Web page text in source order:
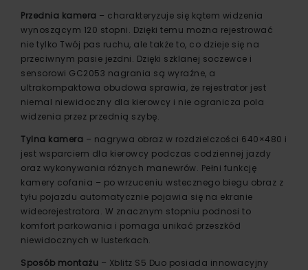
Przednia kamera – charakteryzuje się kątem widzenia
wynoszącym 120 stopni. Dzięki temu można rejestrować
nie tylko Twój pas ruchu, ale także to, co dzieje się na
przeciwnym pasie jezdni. Dzięki szklanej soczewce i
sensorowi GC2053 nagrania są wyraźne, a
ultrakompaktowa obudowa sprawia, że rejestrator jest
niemal niewidoczny dla kierowcy i nie ogranicza pola
widzenia przez przednią szybę.
Tylna kamera – nagrywa obraz w rozdzielczości 640×480 i
jest wsparciem dla kierowcy podczas codziennej jazdy
oraz wykonywania różnych manewrów. Pełni funkcję
kamery cofania – po wrzuceniu wstecznego biegu obraz z
tyłu pojazdu automatycznie pojawia się na ekranie
wideorejestratora. W znacznym stopniu podnosi to
komfort parkowania i pomaga unikać przeszkód
niewidocznych w lusterkach.
Sposób montażu – Xblitz S5 Duo posiada innowacyjny